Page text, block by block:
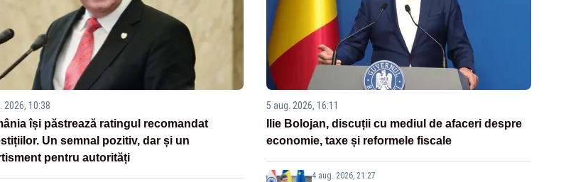
2026, 10:38
își păstrează ratingul recomandat
Un semnal pozitiv, dar și un
pentru autorități
5 aug. 2026, 16:11
Ilie Bolojan, discuții cu mediul de afaceri despre
economie, taxe și reformele fiscale
4 aug. 2026, 21:27